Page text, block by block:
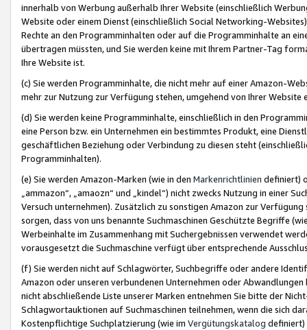
innerhalb von Werbung außerhalb Ihrer Website (einschließlich
Website oder einem Dienst (einschließlich Social Networking-
Rechte an den Programminhalten oder auf die Programminhalte an
übertragen müssten, und Sie werden keine mit Ihrem Partner-Tag
Ihre Website ist.
(c) Sie werden Programminhalte, die nicht mehr auf einer Amazon-
mehr zur Nutzung zur Verfügung stehen, umgehend von Ihrer
(d) Sie werden keine Programminhalte, einschließlich in den
eine Person bzw. ein Unternehmen ein bestimmtes Produkt, eine
geschäftlichen Beziehung oder Verbindung zu diesen steht
Programminhalten).
(e) Sie werden Amazon-Marken (wie in den Markenrichtlinien definiert)
„ammazon“, „amaozn“ und „kindel“) nicht zwecks Nutzung in einer
Versuch unternehmen). Zusätzlich zu sonstigen Amazon zur
sorgen, dass von uns benannte Suchmaschinen Geschützte Begriffe
Werbeinhalte im Zusammenhang mit Suchergebnissen verwendet
vorausgesetzt die Suchmaschine verfügt über entsprechende
(f) Sie werden nicht auf Schlagwörter, Suchbegriffe oder andere
Amazon oder unseren verbundenen Unternehmen oder
nicht abschließende Liste unserer Marken entnehmen Sie bitte der
Schlagwortauktionen auf Suchmaschinen teilnehmen, wenn die sich
Kostenpflichtige Suchplatzierung (wie im Vergütungskatalog definiert)